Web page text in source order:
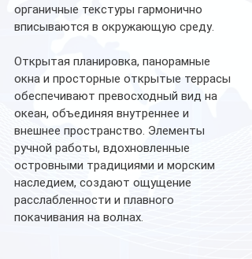
органичные текстуры гармонично
вписываются в окружающую среду.
Открытая планировка, панорамные
окна и просторные открытые террасы
обеспечивают превосходный вид на
океан, объединяя внутреннее и
внешнее пространство. Элементы
ручной работы, вдохновленные
островными традициями и морским
наследием, создают ощущение
расслабленности и плавного
покачивания на волнах.